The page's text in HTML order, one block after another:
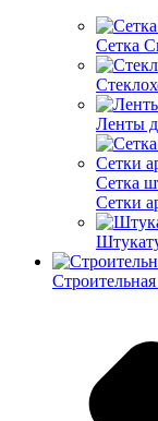
Cетка
Ленты
Сетка
Сетки